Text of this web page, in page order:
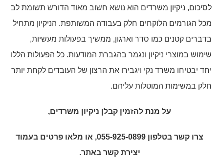
לסיכום, ניקיון משרדים הוא נושא חשוב מאוד הדורש תשומת לב
מכל הגורמים הלוקחים חלק בעבודה המשותפת. הניקיון מתחיל
בדברים קטנים כמו סדר וארגון, ממשיך בפעולות מעשיות,
שימוש במוצרי ניקיון ונגמר בהגברת המודעות. כל הפעולות הללו
יחד יבטיחו משרד נקי ויגבירו את הרצון של העובדים לקחת יותר
חלק במשימות המוטלות עליהם.
על מנת להזמין קבלן ניקיון משרדים,
צרו קשר בטלפון 055-925-0899, או מלאו פרטים בעמוד
יצירת קשר באתר.